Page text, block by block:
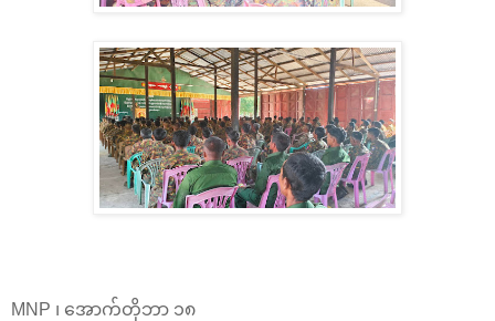
MNP ၊ အောက်တိုဘာ ၁၈